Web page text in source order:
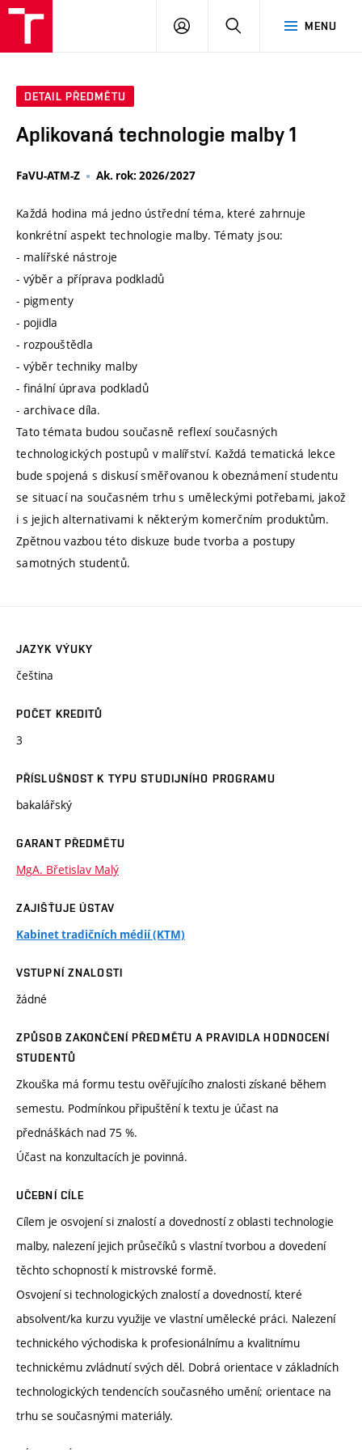
MENU
PŘIHLÁSIT
DETAIL PŘEDMĚTU
Aplikovaná technologie malby 1
FaVU-ATM-Z Ak. rok: 2026/2027
Každá hodina má jedno ústřední téma, které zahrnuje
konkrétní aspekt technologie malby. Tématy jsou:
- malířské nástroje
- výběr a příprava podkladů
- pigmenty
- pojidla
- rozpouštědla
- výběr techniky malby
- finální úprava podkladů
- archivace díla.
Tato témata budou současně reflexí současných
technologických postupů v malířství. Každá tematická lekce
bude spojená s diskusí směřovanou k obeznámení studentu
se situací na současném trhu s uměleckými potřebami, jakož
i s jejich alternativami k některým komerčním produktům.
Zpětnou vazbou této diskuze bude tvorba a postupy
samotných studentů.
JAZYK VÝUKY
čeština
POČET KREDITŮ
3
PŘÍSLUŠNOST K TYPU STUDIJNÍHO PROGRAMU
bakalářský
GARANT PŘEDMĚTU
MgA. Břetislav Malý
ZAJIŠŤUJE ÚSTAV
Kabinet tradičních médií (KTM)
VSTUPNÍ ZNALOSTI
žádné
ZPŮSOB ZAKONČENÍ PŘEDMĚTU A PRAVIDLA HODNOCENÍ
STUDENTŮ
Zkouška má formu testu ověřujícího znalosti získané během
semestu. Podmínkou připuštění k textu je účast na
přednáškách nad 75 %.
Účast na konzultacích je povinná.
UČEBNÍ CÍLE
Cílem je osvojení si znalostí a dovedností z oblasti technologie
malby, nalezení jejich průsečíků s vlastní tvorbou a dovedení
těchto schopností k mistrovské formě.
Osvojení si technologických znalostí a dovedností, které
absolvent/ka kurzu využije ve vlastní umělecké práci. Nalezení
technického východiska k profesionálnímu a kvalitnímu
technickému zvládnutí svých děl. Dobrá orientace v základních
technologických tendencích současného umění; orientace na
trhu se současnými materiály.